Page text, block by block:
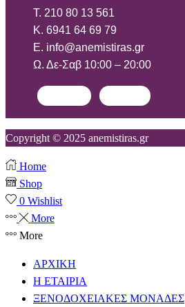
T. 210 80 13 561
Κ. 6941 64 69 79
Ε. info@anemistiras.gr
Ω. Δε-Σαβ 10:00 – 20:00
Copyright © 2025 anemistiras.gr
Home
Shop
0 Wishlist
More
More
ΑΡΧΙΚΗ
Η ΕΤΑΙΡΙΑ
ΞΕΝΟΔΟΧΕΙΑΚΕΣ ΜΟΝΑΔΕΣ